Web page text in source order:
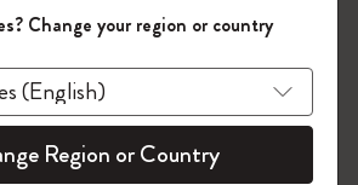
カウントを作成して限定オフ
典、さらに多くのインスピ
ンを手に入れましょう。
すぐ会員登録 !
Change your region or country
Region or Country